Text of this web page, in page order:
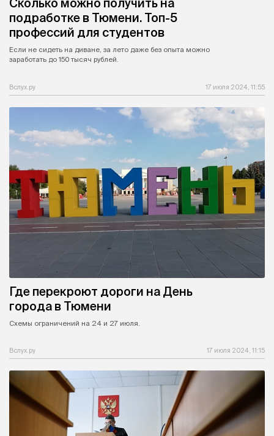
Сколько можно получить на
подработке в Тюмени. Топ-5
профессий для студентов
Если не сидеть на диване, за лето даже без опыта можно
заработать до 150 тысяч рублей.
Вслух.ру 17 июля 2024, 11:55
Где перекроют дороги на День
города в Тюмени
Схемы ограничений на 24 и 27 июля.
Вслух.ру 17 июля 2024, 11:15